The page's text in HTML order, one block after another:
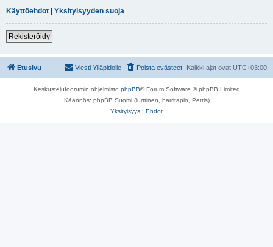
Käyttöehdot | Yksityisyyden suoja
Rekisteröidy
Etusivu Kaikki ajat ovat UTC+03:00
Poista evästeet
Viesti Ylläpidolle
Keskustelufoorumin ohjelmisto phpBB® Forum Software © phpBB Limited
Käännös: phpBB Suomi (lurttinen, harritapio, Pettis)
Yksityisyys | Ehdot